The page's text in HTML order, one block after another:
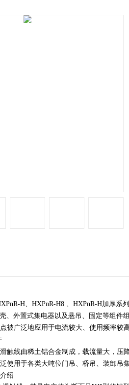
H、HXPnR-H8 、HXPnR-H加厚系
、外置式集电器以及悬吊、固定等组
被广泛地应用于电流较大、使用频率较
触线由稀土铝合金制成，载流量大，
使用于各类大吨位门吊、桥吊、装卸吊
绍